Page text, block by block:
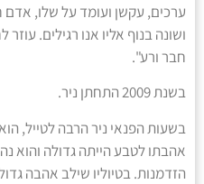
ערכים, עקשן ועומד על שלו,
ושונה בנוף אליו אנו רגילים.
חבר ורע".
בשנת 2009 התחתן ניר.
בשעות הפנאי ניר הרבה לטייל,
אהבתו לטבע הייתה גדולה והוא
הזדמנות. בטיוליו שילב אהבה